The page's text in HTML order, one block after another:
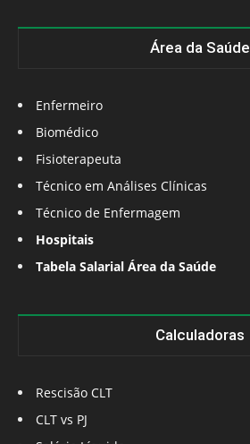
Área da Saúde
Enfermeiro
Biomédico
Fisioterapeuta
Técnico em Análises Clínicas
Técnico de Enfermagem
Hospitais
Tabela Salarial Área da Saúde
Calculadoras
Rescisão CLT
CLT vs PJ